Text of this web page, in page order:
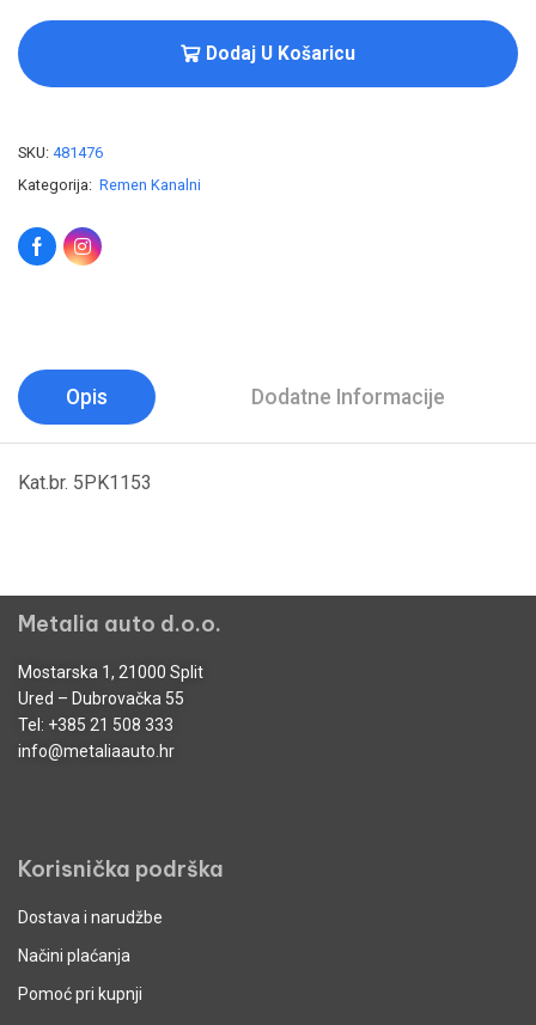
Dodaj U Košaricu
SKU: 481476
Kategorija: Remen Kanalni
Opis Dodatne Informacije
Kat.br. 5PK1153
Metalia auto d.o.o.
Mostarska 1, 21000 Split
Ured – Dubrovačka 55
Tel: +385 21 508 333
info@metaliaauto.hr
Korisnička podrška
Dostava i narudžbe
Načini plaćanja
Pomoć pri kupnji